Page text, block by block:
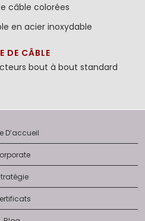
câble colorées
en acier inoxydable
DE CÂBLE
bout à bout standard
D’accueil